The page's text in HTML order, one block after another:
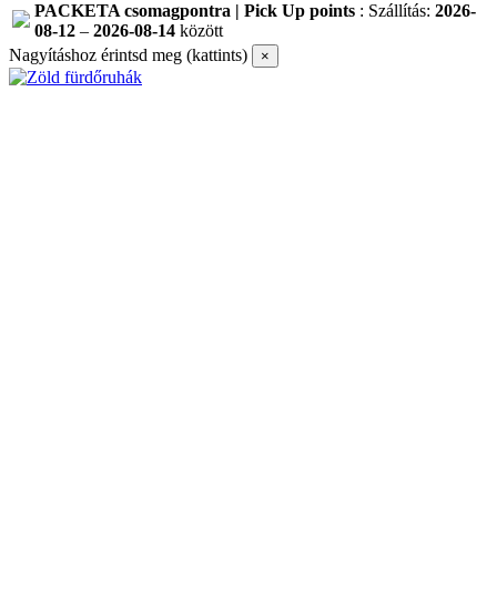
PACKETA csomagpontra | Pick Up points : Szállítás: 2026-
08-12 – 2026-08-14 között
Nagyításhoz érintsd meg (kattints)
×